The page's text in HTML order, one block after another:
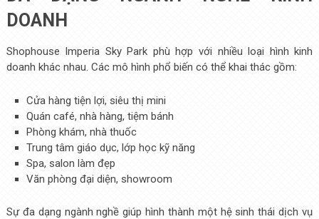
DOANH
Shophouse Imperia Sky Park phù hợp với nhiều loại hình kinh
doanh khác nhau. Các mô hình phổ biến có thể khai thác gồm:
Cửa hàng tiện lợi, siêu thị mini
Quán café, nhà hàng, tiệm bánh
Phòng khám, nhà thuốc
Trung tâm giáo dục, lớp học kỹ năng
Spa, salon làm đẹp
Văn phòng đại diện, showroom
Sự đa dạng ngành nghề giúp hình thành một hệ sinh thái dịch vụ